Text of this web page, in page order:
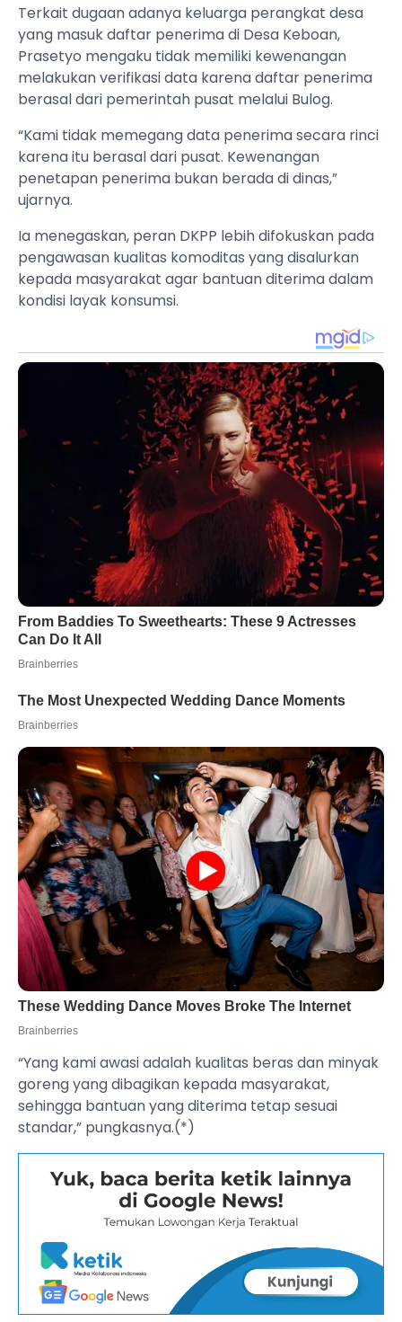
Terkait dugaan adanya keluarga perangkat desa
yang masuk daftar penerima di Desa Keboan,
Prasetyo mengaku tidak memiliki kewenangan
melakukan verifikasi data karena daftar penerima
berasal dari pemerintah pusat melalui Bulog.
“Kami tidak memegang data penerima secara rinci
karena itu berasal dari pusat. Kewenangan
penetapan penerima bukan berada di dinas,”
ujarnya.
Ia menegaskan, peran DKPP lebih difokuskan pada
pengawasan kualitas komoditas yang disalurkan
kepada masyarakat agar bantuan diterima dalam
kondisi layak konsumsi.
“Yang kami awasi adalah kualitas beras dan minyak
goreng yang dibagikan kepada masyarakat,
sehingga bantuan yang diterima tetap sesuai
standar,” pungkasnya.(*)